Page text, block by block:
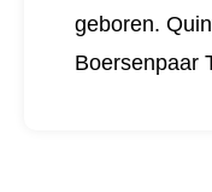
geboren.
Boersenpaar